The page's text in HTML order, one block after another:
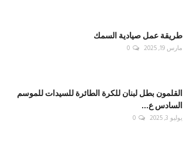
طريقة عمل صيادية السمك
مارس 19, 2025 0
القلمون بطل لبنان للكرة الطائرة للسيدات للموسم
السادس ع...
يوليو 3, 2025 0